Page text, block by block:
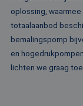
oplossing,
totaalaanbod
bemalingspomp
en
lichten we graag toe.